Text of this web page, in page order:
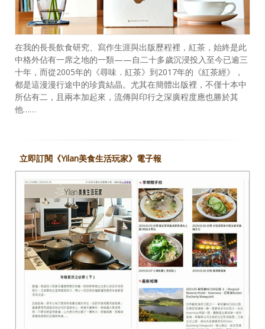
在我的長長飲食研究、寫作生涯與出版歷程裡，紅茶，始終是此
中格外佔有一席之地的一類——自二十多歲沉浸投入至今已逾三
十年，而從2005年的《尋味．紅茶》到2017年的《紅茶經》，
都是這漫漫行途中的珍貴結晶。尤其在簡體出版裡，不僅十本中
所佔有二，且兩本加起來，流傳與印行之深廣程度應也勝於其
他……
立即訂閱《Yilan美食生活玩家》電子報